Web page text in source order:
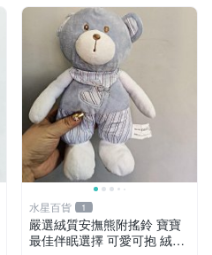
水星百貨 1
嚴選絨質安撫熊附搖鈴 寶寶
最佳伴眠選擇 可愛可抱 絨毛